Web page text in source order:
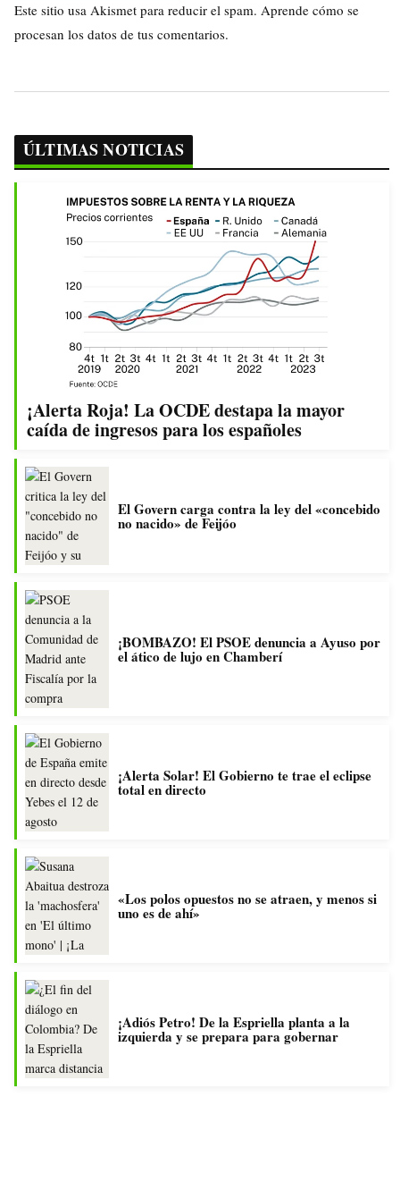
Este sitio usa Akismet para reducir el spam. Aprende cómo se
procesan los datos de tus comentarios.
ÚLTIMAS NOTICIAS
¡Alerta Roja! La OCDE destapa la mayor
caída de ingresos para los españoles
El Govern carga contra la ley del «concebido
no nacido» de Feijóo
¡BOMBAZO! El PSOE denuncia a Ayuso por
el ático de lujo en Chamberí
¡Alerta Solar! El Gobierno te trae el eclipse
total en directo
«Los polos opuestos no se atraen, y menos si
uno es de ahí»
¡Adiós Petro! De la Espriella planta a la
izquierda y se prepara para gobernar